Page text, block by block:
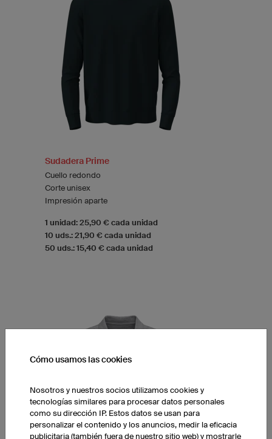
Sudadera Prime
Cuello redondo
Corte unisex
Impresión aparte
1 unidad: 25,90 € cada unidad
10 uds.: 21,90 € cada unidad
50 uds.: 15,40 € cada unidad
Cómo usamos las cookies
Nosotros y nuestros socios utilizamos cookies y
tecnologías similares para procesar datos personales
como su dirección IP. Estos datos se usan para
personalizar el contenido y los anuncios, medir la eficacia
publicitaria (también fuera de nuestro sitio web) y mostrarle